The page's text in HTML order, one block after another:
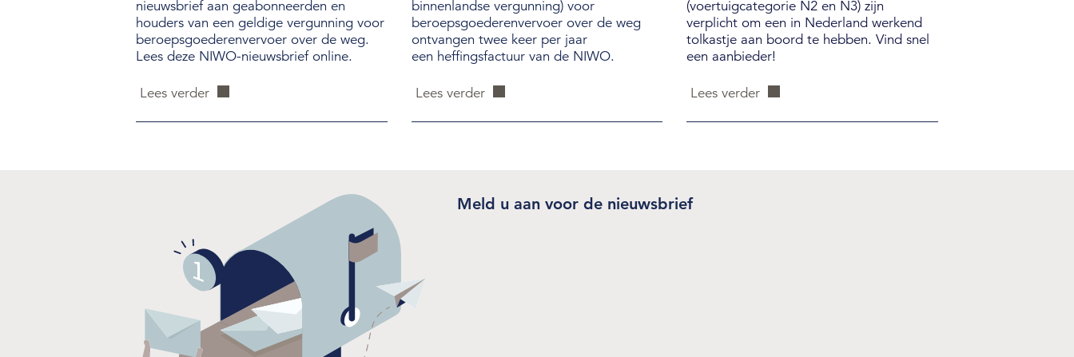
nieuwsbrief aan geabonneerden en
houders van een geldige vergunning voor
beroepsgoederenvervoer over de weg.
Lees deze NIWO-nieuwsbrief online.
Lees verder
binnenlandse vergunning) voor
beroepsgoederenvervoer over de weg
ontvangen twee keer per jaar
een heffingsfactuur van de NIWO.
Lees verder
(voertuigcategorie N2 en N3) zijn
verplicht om een in Nederland werkend
tolkastje aan boord te hebben. Vind snel
een aanbieder!
Lees verder
Meld u aan voor de nieuwsbrief